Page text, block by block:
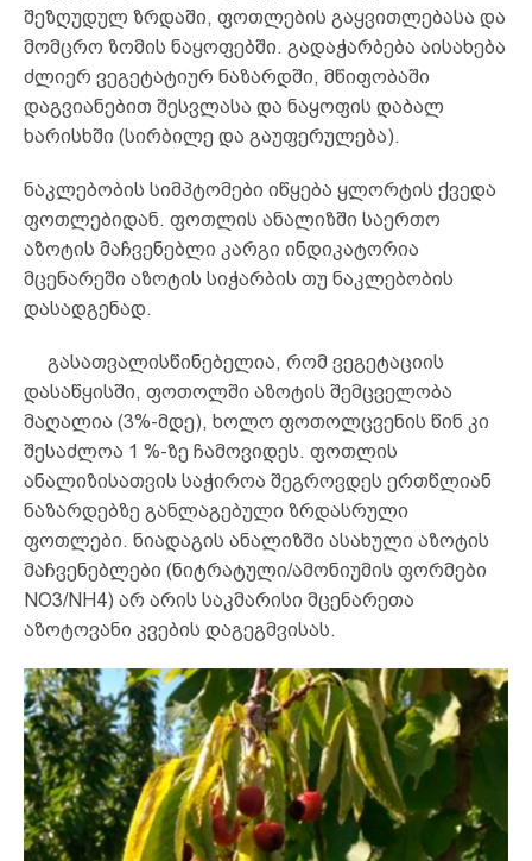
შეზღუდულ ზრდაში, ფოთლების გაყვითლებასა და
მომცრო ზომის ნაყოფებში. გადაჭარბება აისახება
ძლიერ ვეგეტატიურ ნაზარდში, მწიფობაში
დაგვიანებით შესვლასა და ნაყოფის დაბალ
ხარისხში (სირბილე და გაუფერულება).
ნაკლებობის სიმპტომები იწყება ყლორტის ქვედა
ფოთლებიდან. ფოთლის ანალიზში საერთო
აზოტის მაჩვენებლი კარგი ინდიკატორია
მცენარეში აზოტის სიჭარბის თუ ნაკლებობის
დასადგენად.
გასათვალისწინებელია, რომ ვეგეტაციის
დასაწყისში, ფოთოლში აზოტის შემცველობა
მაღალია (3%-მდე), ხოლო ფოთოლცვენის წინ კი
შესაძლოა 1 %-ზე ჩამოვიდეს. ფოთლის
ანალიზისათვის საჭიროა შეგროვდეს ერთწლიან
ნაზარდებზე განლაგებული ზრდასრული
ფოთლები. ნიადაგის ანალიზში ასახული აზოტის
მაჩვენებლები (ნიტრატული/ამონიუმის ფორმები
NO3/NH4) არ არის საკმარისი მცენარეთა
აზოტოვანი კვების დაგეგმვისას.